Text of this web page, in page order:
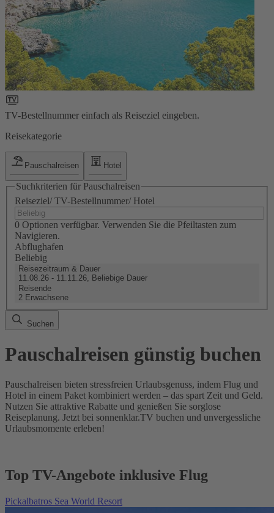
TV-Bestellnummer einfach als Reiseziel eingeben.
Reisekategorie
Pauschalreisen Hotel
Suchkriterien für Pauschalreisen
Reiseziel/ TV-Bestellnummer/ Hotel
0 Optionen verfügbar. Verwenden Sie die Pfeiltasten zum
Navigieren.
Abflughafen
Beliebig
Reisezeitraum & Dauer
11.08.26 - 11.11.26, Beliebige Dauer
Reisende
2 Erwachsene
Suchen
Pauschalreisen günstig buchen
Pauschalreisen bieten stressfreien Urlaubsgenuss, indem Flug und
Hotel in einem Paket kombiniert werden – das spart Zeit und Geld.
Nutzen Sie attraktive Rabatte und genießen Sie sorglose
Reiseplanung. Jetzt bei sonnenklar.TV buchen und unvergessliche
Urlaubsmomente erleben!
Top TV-Angebote inklusive Flug
Pickalbatros Sea World Resort